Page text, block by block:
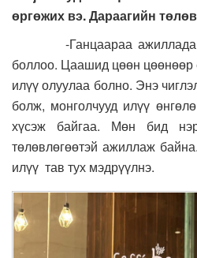
өргөжих вэ. Дараагийн
-Ганцаараа ажилладаг
боллоо. Цаашид цөөн цөөнөөр
илүү олуулаа болно. Энэ
болж, монголчууд илүү
хүсэж байгаа. Мөн бид
төлөвлөгөөтэй ажиллаж
илүү тав тух мэдрүүлнэ.